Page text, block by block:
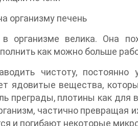
организму печень
организме велика. Она
как можно больше
чистоту,
ядовитые вещества,
преграды, плотины как
частично превращая
и погибают некоторые